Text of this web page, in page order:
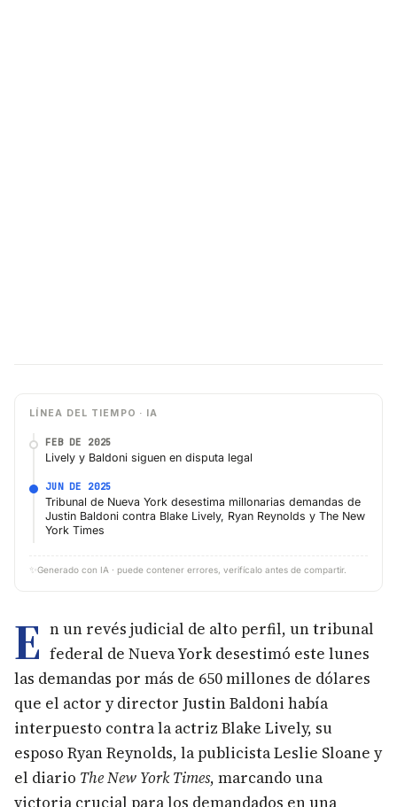
LÍNEA DEL TIEMPO · IA
FEB DE 2025
Lively y Baldoni siguen en disputa legal
JUN DE 2025
Tribunal de Nueva York desestima millonarias demandas de
Justin Baldoni contra Blake Lively, Ryan Reynolds y The New
York Times
✨ Generado con IA · puede contener errores, verifícalo antes de compartir.
E n un revés judicial de alto perfil, un tribunal
federal de Nueva York desestimó este lunes
las demandas por más de 650 millones de dólares
que el actor y director Justin Baldoni había
interpuesto contra la actriz Blake Lively, su
esposo Ryan Reynolds, la publicista Leslie Sloane y
el diario The New York Times, marcando una
victoria crucial para los demandados en una